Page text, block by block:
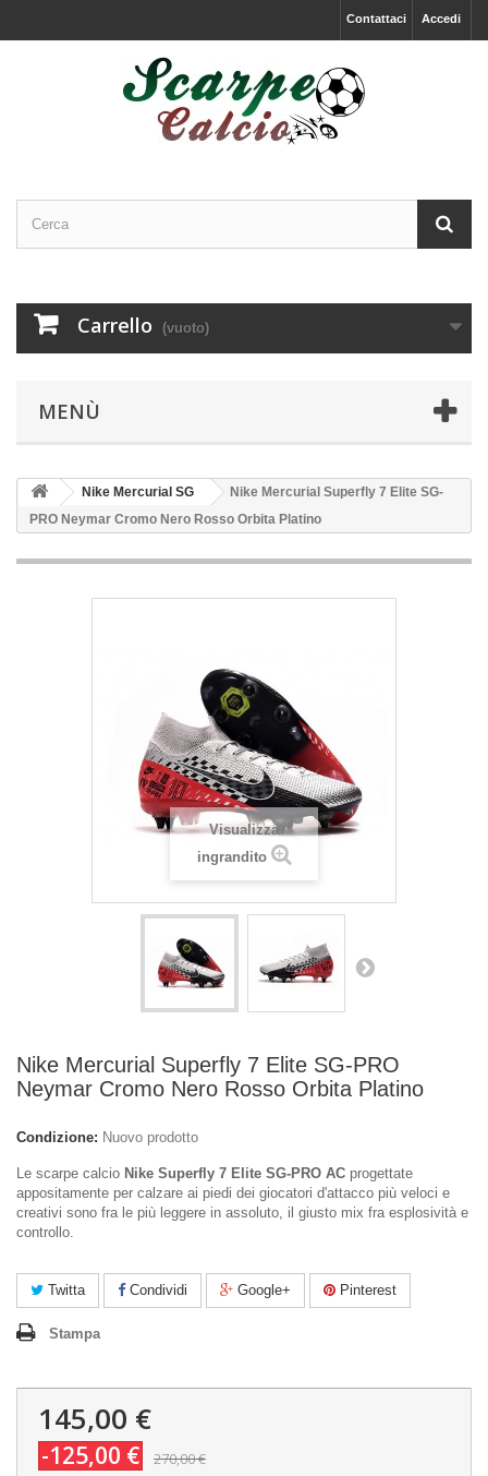
Accedi
Contattaci
Carrello (vuoto)
MENÙ
Nike Mercurial SG
Nike Mercurial Superfly 7 Elite SG-
PRO Neymar Cromo Nero Rosso Orbita Platino
Visualizza
ingrandito
Nike Mercurial Superfly 7 Elite SG-PRO
Neymar Cromo Nero Rosso Orbita Platino
Condizione: Nuovo prodotto
Le scarpe calcio Nike Superfly 7 Elite SG-PRO AC progettate
appositamente per calzare ai piedi dei giocatori d'attacco più veloci e
creativi sono fra le più leggere in assoluto, il giusto mix fra esplosività e
controllo.
Twitta Condividi Google+ Pinterest
Stampa
145,00 €
-125,00 € 270,00 €